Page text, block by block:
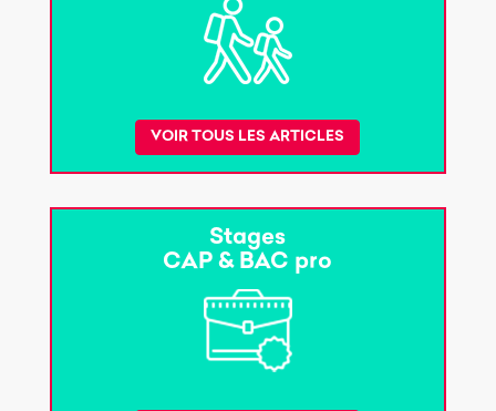
VOIR TOUS LES ARTICLES
Stages
CAP & BAC pro